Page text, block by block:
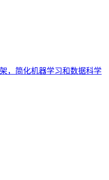
，简化机器学习和数据科学